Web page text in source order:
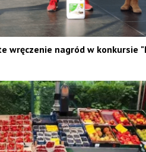
wręczenie nagród w konkursie